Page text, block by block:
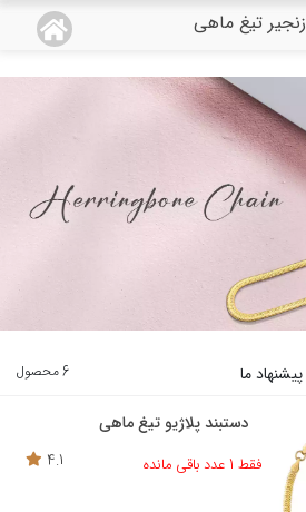
زنجیر تیغ ماهی
منو
پیشنهاد ما 6 محصول
دستبند پلاژیو تیغ ماهی
فقط 1 عدد باقی مانده
4.1